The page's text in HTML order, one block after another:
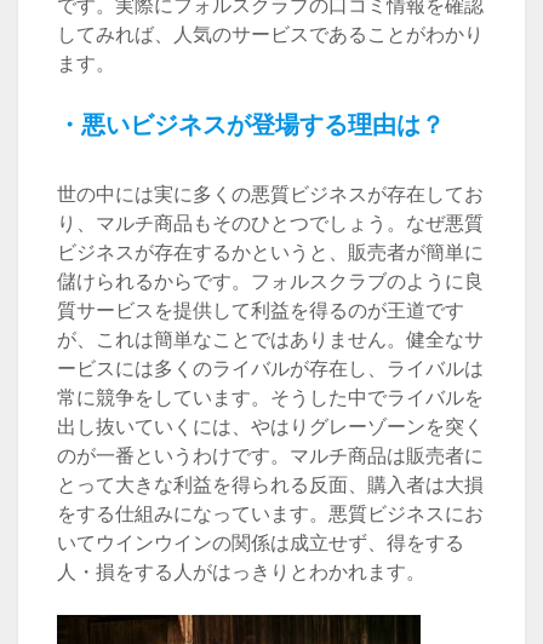
してみれば、人気のサービスであることがわかり
ます。
・悪いビジネスが登場する理由は？
世の中には実に多くの悪質ビジネスが存在してお
り、マルチ商品もそのひとつでしょう。なぜ悪質
ビジネスが存在するかというと、販売者が簡単に
儲けられるからです。フォルスクラブのように良
質サービスを提供して利益を得るのが王道です
が、これは簡単なことではありません。健全なサ
ービスには多くのライバルが存在し、ライバルは
常に競争をしています。そうした中でライバルを
出し抜いていくには、やはりグレーゾーンを突く
のが一番というわけです。マルチ商品は販売者に
とって大きな利益を得られる反面、購入者は大損
をする仕組みになっています。悪質ビジネスにお
いてウインウインの関係は成立せず、得をする
人・損をする人がはっきりとわかれます。